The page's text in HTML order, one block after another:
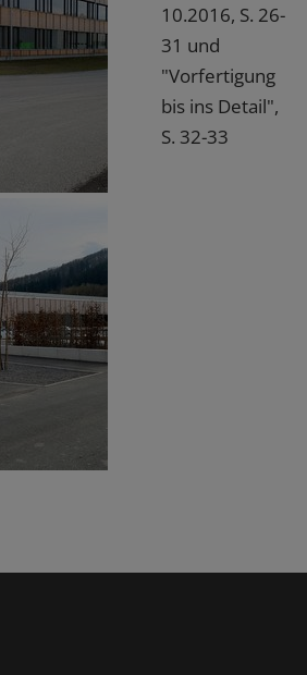
10.2016, S. 26-
31 und
"Vorfertigung
bis ins Detail",
S. 32-33